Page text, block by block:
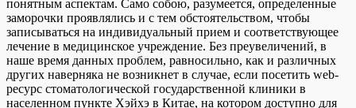
понятным аспектам. Само собою, разумеется, определенные
заморочки проявлялись и с тем обстоятельством, чтобы
записываться на индивидуальный прием и соответствующее
лечение в медицинское учреждение. Без преувеличений, в
наше время данных проблем, равносильно, как и различных
других наверняка не возникнет в случае, если посетить web-
ресурс стоматологической государственной клиники в
населенном пункте Хэйхэ в Китае, на котором доступно для